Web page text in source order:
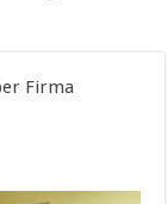
Firma